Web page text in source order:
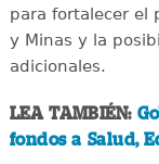
para fortalecer el
y Minas y la
adicionales.
LEA TAMBIÉN:
fondos a Salud,